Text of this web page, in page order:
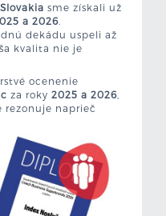
sme získali už
a 2026
dekádu uspeli až
kvalita nie je
ocenenie
za roky 2025 a 2026
rezonuje naprieč